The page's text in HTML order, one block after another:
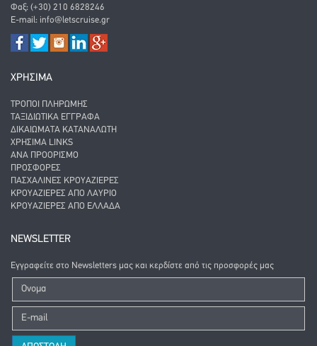
Φαξ: (+30) 210 6828246
E-mail: info@letscruise.gr
ΧΡΗΣΙΜΑ
ΤΡΌΠΟΙ ΠΛΗΡΩΜΉΣ
ΤΑΞΙΔΙΩΤΙΚΆ ΈΓΓΡΑΦΑ
ΔΙΚΑΙΏΜΑΤΑ ΚΑΤΑΝΑΛΩΤΉ
ΧΡΉΣΙΜΑ LINKS
ΑΝΑ ΠΡΟΟΡΙΣΜΌ
ΠΡΟΣΦΟΡΈΣ
ΠΑΣΧΑΛΙΝΈΣ ΚΡΟΥΑΖΙΈΡΕΣ
ΚΡΟΥΑΖΙΈΡΕΣ ΑΠΌ ΛΑΎΡΙΟ
ΚΡΟΥΑΖΙΈΡΕΣ ΑΠΌ ΕΛΛΆΔΑ
NEWSLETTER
Εγγραφείτε στο Newsletters μας και κερδίστε από τις προσφορές μας